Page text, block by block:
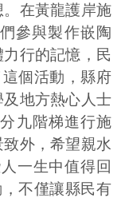
在黃龍護岸施
參與製作嵌陶
行的記憶，民
個活動，縣府
地方熱心人士
九階梯進行施
外，希望親水
一生中值得回
不僅讓縣民有